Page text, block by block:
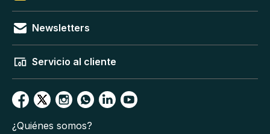
Newsletters
Servicio al cliente
¿Quiénes somos?